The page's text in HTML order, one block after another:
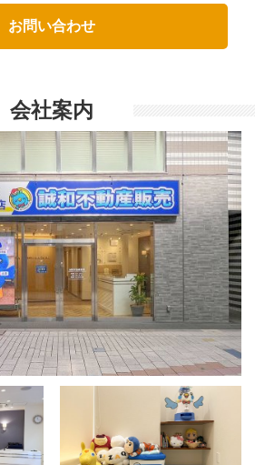
お問い合わせ
会社案内